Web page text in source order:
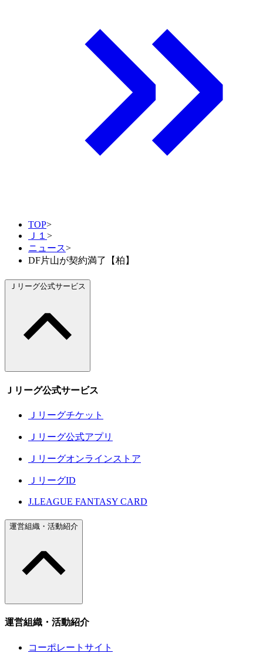
TOP>
Ｊ１ >
ニュース>
DF片山が契約満了【柏】
Ｊリーグ公式サービス
Ｊリーグ公式サービス
Ｊリーグチケット
Ｊリーグ公式アプリ
Ｊリーグオンラインストア
ＪリーグID
J.LEAGUE FANTASY CARD
運営組織・活動紹介
運営組織・活動紹介
コーポレートサイト